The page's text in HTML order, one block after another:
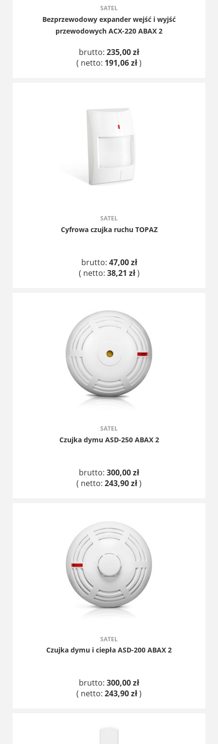
SATEL
Bezprzewodowy expander wejść i wyjść
przewodowych ACX-220 ABAX 2
brutto: 235,00 zł
( netto: 191,06 zł)
SATEL
Cyfrowa czujka ruchu TOPAZ
brutto: 47,00 zł
( netto: 38,21 zł)
SATEL
Czujka dymu ASD-250 ABAX 2
brutto: 300,00 zł
( netto: 243,90 zł)
SATEL
Czujka dymu i ciepła ASD-200 ABAX 2
brutto: 300,00 zł
( netto: 243,90 zł)